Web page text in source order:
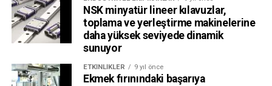
NSK minyatür lineer kılavuzlar,
toplama ve yerleştirme makinelerine
daha yüksek seviyede dinamik
sunuyor
ETKINLIKLER 9 yıl önce
Ekmek fırınındaki başarıya